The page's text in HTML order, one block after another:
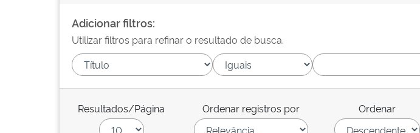
Adicionar filtros:
Utilizar filtros para refinar o resultado de busca.
Resultados/Página Ordenar registros por Ordenar